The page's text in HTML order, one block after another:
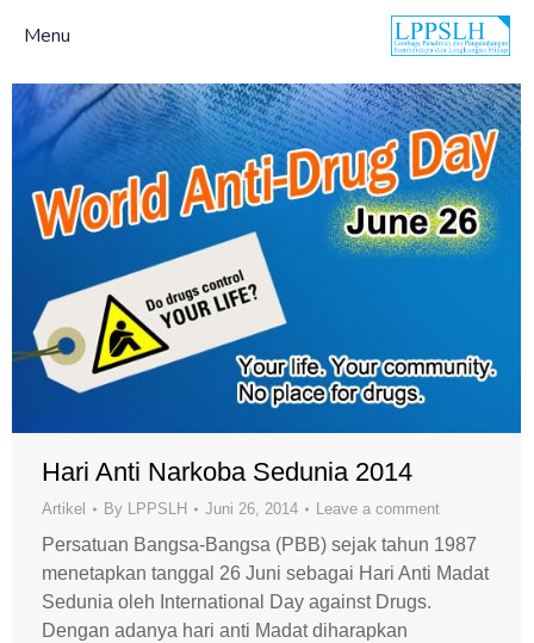
Menu
Hari Anti Narkoba Sedunia 2014
Artikel By LPPSLH Juni 26, 2014 Leave a comment
Persatuan Bangsa-Bangsa (PBB) sejak tahun 1987
menetapkan tanggal 26 Juni sebagai Hari Anti Madat
Sedunia oleh International Day against Drugs.
Dengan adanya hari anti Madat diharapkan